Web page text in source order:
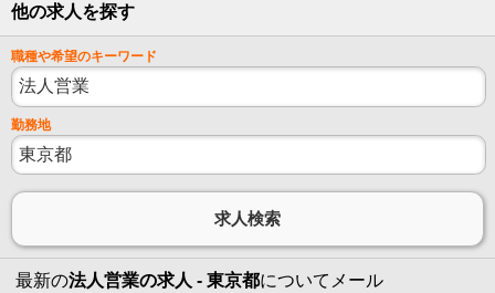
他の求人を探す
職種や希望のキーワード
勤務地
最新の法人営業の求人 - 東京都についてメール